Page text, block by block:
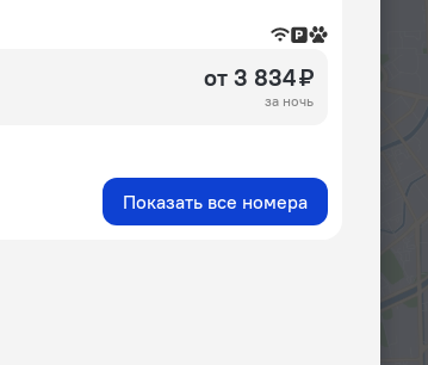
от 3 834 ₽
за ночь
Показать все номера